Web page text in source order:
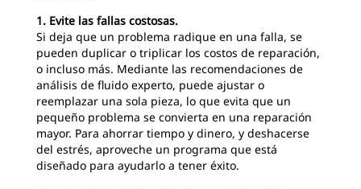
1. Evite las fallas costosas.
Si deja que un problema radique en una falla, se
pueden duplicar o triplicar los costos de reparación,
o incluso más. Mediante las recomendaciones de
análisis de fluido experto, puede ajustar o
reemplazar una sola pieza, lo que evita que un
pequeño problema se convierta en una reparación
mayor. Para ahorrar tiempo y dinero, y deshacerse
del estrés, aproveche un programa que está
diseñado para ayudarlo a tener éxito.